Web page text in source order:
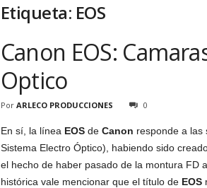
Etiqueta: EOS
Canon EOS:
Optico
Por ARLECO PRODUCCIONES 0
En sí, la línea EOSde Canon responde a las
Sistema Electro Óptico), habiendo sido
el hecho de haber pasado de la montura FD
histórica vale mencionar que el título de EOS